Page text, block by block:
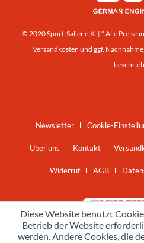
© 2020 Sport-Saller e.K. | * Alle Preise
Versandkosten und ggf.
Newsletter Cookie-
Über uns Kontakt
Widerruf AGB
Diese Website benutzt
Betrieb der Website
werden. Andere Cookies, die